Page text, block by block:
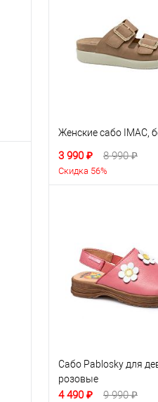
Женские сабо IMAC,
3 990 ₽ 8 990 ₽
Скидка 56%
Сабо Pablosky для
розовые
4 490 ₽ 9 990 ₽